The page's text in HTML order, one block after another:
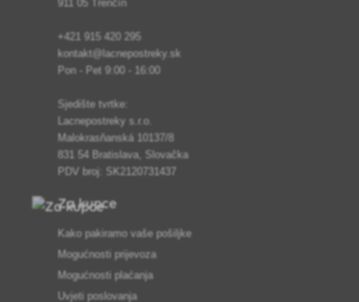
911 05 Trenčín
+421 915 420 295
kontakt@lacnepostreky.sk
Pon - Pet 9:00 - 16:00
Sjedište tvrtke:
Lacnepostreky s.r.o.
Malokrasňanská 10137/8
831 54 Bratislava, Slovačka
PDV broj: SK2120731437
Za kupce
Kako pakiramo vaše pošiljke
Mogućnosti prijevoza
Mogućnosti plaćanja
Uvjeti poslovanja